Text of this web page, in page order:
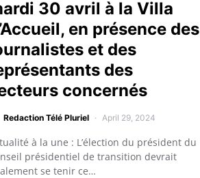
30 avril à la Villa
en présence des
et des
des
concernés
Redaction Télé Pluriel April 29, 2024
à la une : L’élection du président du
présidentiel de transition devrait
se tenir ce…